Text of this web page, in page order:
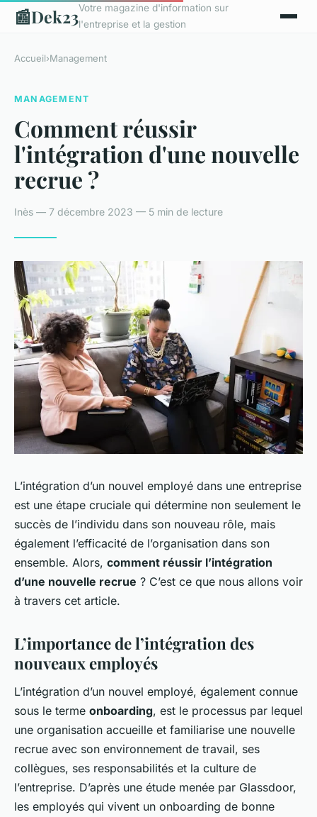
📰Dek23Votre magazine d'information sur
l'entreprise et la gestion
Accueil›Management
MANAGEMENT
Comment réussir
l'intégration d'une nouvelle
recrue ?
Inès — 7 décembre 2023 — 5 min de lecture
L’intégration d’un nouvel employé dans une entreprise
est une étape cruciale qui détermine non seulement le
succès de l’individu dans son nouveau rôle, mais
également l’efficacité de l’organisation dans son
ensemble. Alors, comment réussir l’intégration
d’une nouvelle recrue ? C’est ce que nous allons voir
à travers cet article.
L’importance de l’intégration des
nouveaux employés
L’intégration d’un nouvel employé, également connue
sous le terme onboarding, est le processus par lequel
une organisation accueille et familiarise une nouvelle
recrue avec son environnement de travail, ses
collègues, ses responsabilités et la culture de
l’entreprise. D’après une étude menée par Glassdoor,
les employés qui vivent un onboarding de bonne